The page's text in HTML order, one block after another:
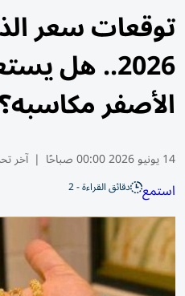
توقعات سعر
2026.. هل
الأصفر
14 يونيو 2026 00:00 صباحًا | آخر
استمع دقائق القراءة - 2